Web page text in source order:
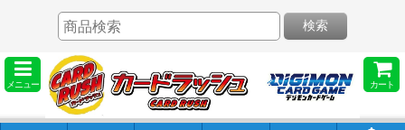
メニュー カート
検索